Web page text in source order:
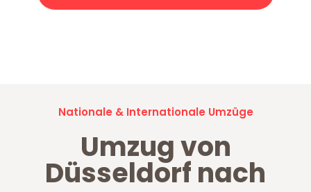
Nationale & Internationale Umzüge
Umzug von
Düsseldorf nach